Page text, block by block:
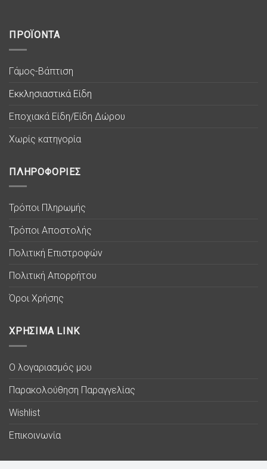
ΠΡΟΪΟΝΤΑ
Γάμος-Βάπτιση
Εκκλησιαστικά Είδη
Εποχιακά Είδη/Είδη Δώρου
Χωρίς κατηγορία
ΠΛΗΡΟΦΟΡΙΕΣ
Τρόποι Πληρωμής
Τρόποι Αποστολής
Πολιτική Επιστροφών
Πολιτική Απορρήτου
Όροι Χρήσης
ΧΡΗΣΙΜΑ LINK
Ο λογαριασμός μου
Παρακολούθηση Παραγγελίας
Wishlist
Επικοινωνία